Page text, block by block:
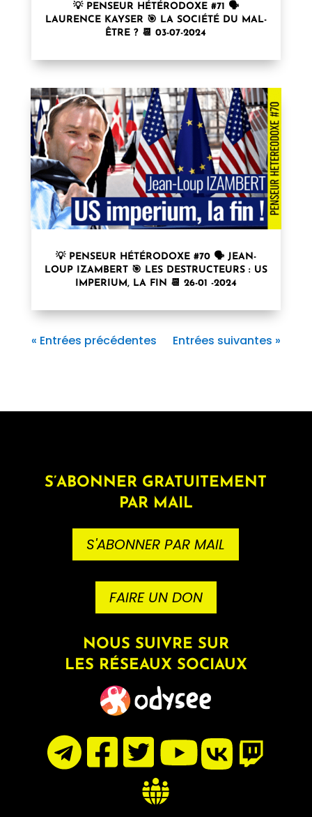
💡 PENSEUR HÉTÉRODOXE #71 🗣
LAURENCE KAYSER⁩ 🎯 LA SOCIÉTÉ DU MAL-
ÊTRE ? 📆 03-07-2024
💡 PENSEUR HÉTÉRODOXE #70 🗣 JEAN-
LOUP IZAMBERT 🎯 LES DESTRUCTEURS : US
IMPERIUM, LA FIN 📆 26-01 -2024
« Entrées précédentes Entrées suivantes »
S’ABONNER GRATUITEMENT
PAR MAIL
S'ABONNER PAR MAIL
FAIRE UN DON
NOUS SUIVRE SUR
LES RÉSEAUX SOCIAUX